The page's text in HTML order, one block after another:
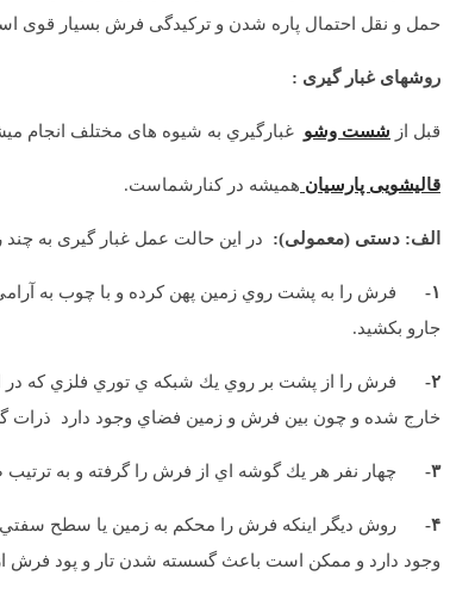
حمل و نقل احتمال پاره شدن و ترکیدگی فرش بسیار قوی
روشهای غبار گیری :
قبل از شست وشو غبارگيري به شیوه های مختلف انجام
قالیشویی پارسیان همیشه در کنارشماست.
الف: دستی (معمولی): در اين حالت عمل غبار گیری به
۱-
فرش را به پشت روي زمين پهن كرده و با چوب به
جارو بکشید.
۲-
فرش را از پشت بر روي يك شبكه ي توري فلزي كه در
خارج شده و چون بين فرش و زمين فضاي وجود دارد ذرات
۳- چهار نفر هر يك گوشه اي از فرش را گرفته و به
۴-
روش دیگر اینکه فرش را محكم به زمين يا سطح سفتي
وجود دارد و ممکن است باعث گسسته شدن تار و پود فرش